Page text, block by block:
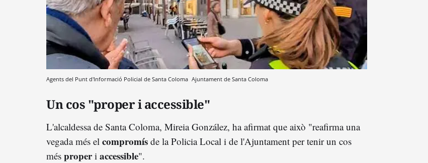
Agents del Punt d'Informació Policial de Santa Coloma Ajuntament de Santa Coloma
Un cos "proper i accessible"
L'alcaldessa de Santa Coloma, Mireia González, ha afirmat que això "reafirma una
vegada més el compromís de la Policia Local i de l'Ajuntament per tenir un cos
més properi accessible".